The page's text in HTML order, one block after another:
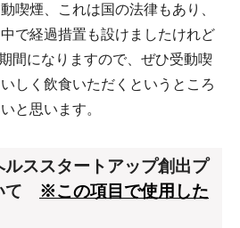
喫煙、これは国の法律もあり、
で経過措置も設けましたけれど
間になりますので、ぜひ受動喫
しく飲食いただくというところ
と思います。
ススタートアップ創出プ
て ※この項目で使用した